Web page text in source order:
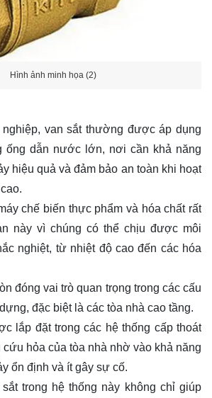
Hình ảnh minh họa (2)
nghiệp, van sắt thường được áp dụng
ống dẫn nước lớn, nơi cần khả năng
hiệu quả và đảm bảo an toàn khi hoạt
chế biến thực phẩm và hóa chất rất
này vì chúng có thể chịu được môi
nghiệt, từ nhiệt độ cao đến các hóa
đóng vai trò quan trọng trong các cấu
đặc biệt là các tòa nhà cao tầng.
lắp đặt trong các hệ thống cấp thoát
hỏa của tòa nhà nhờ vào khả năng
ổn định và ít gây sự cố.
trong hệ thống này không chỉ giúp